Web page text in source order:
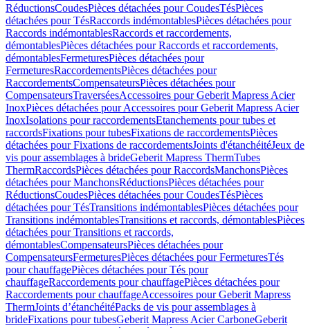
RéductionsCoudesPièces détachées pour CoudesTésPièces
détachées pour TésRaccords indémontablesPièces détachées pour
Raccords indémontablesRaccords et raccordements,
démontablesPièces détachées pour Raccords et raccordements,
démontablesFermeturesPièces détachées pour
FermeturesRaccordementsPièces détachées pour
RaccordementsCompensateursPièces détachées pour
CompensateursTraverséesAccessoires pour Geberit Mapress Acier
InoxPièces détachées pour Accessoires pour Geberit Mapress Acier
InoxIsolations pour raccordementsEtanchements pour tubes et
raccordsFixations pour tubesFixations de raccordementsPièces
détachées pour Fixations de raccordementsJoints d'étanchéitéJeux de
vis pour assemblages à brideGeberit Mapress ThermTubes
ThermRaccordsPièces détachées pour RaccordsManchonsPièces
détachées pour ManchonsRéductionsPièces détachées pour
RéductionsCoudesPièces détachées pour CoudesTésPièces
détachées pour TésTransitions indémontablesPièces détachées pour
Transitions indémontablesTransitions et raccords, démontablesPièces
détachées pour Transitions et raccords,
démontablesCompensateursPièces détachées pour
CompensateursFermeturesPièces détachées pour FermeturesTés
pour chauffagePièces détachées pour Tés pour
chauffageRaccordements pour chauffagePièces détachées pour
Raccordements pour chauffageAccessoires pour Geberit Mapress
ThermJoints d’étanchéitéPacks de vis pour assemblages à
brideFixations pour tubesGeberit Mapress Acier CarboneGeberit